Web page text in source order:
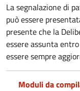
La segnalazione di
può essere
presente che la
essere assunta
essere sempre
Moduli da